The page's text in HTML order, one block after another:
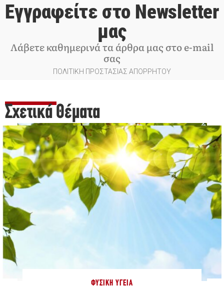
Εγγραφείτε στο Newsletter
μας
Λάβετε καθημερινά τα άρθρα μας στο e-mail
σας
ΠΟΛΙΤΙΚΗ ΠΡΟΣΤΑΣΙΑΣ ΑΠΟΡΡΗΤΟΥ
Σχετικά Θέματα
ΦΥΣΙΚΉ ΥΓΕΊΑ